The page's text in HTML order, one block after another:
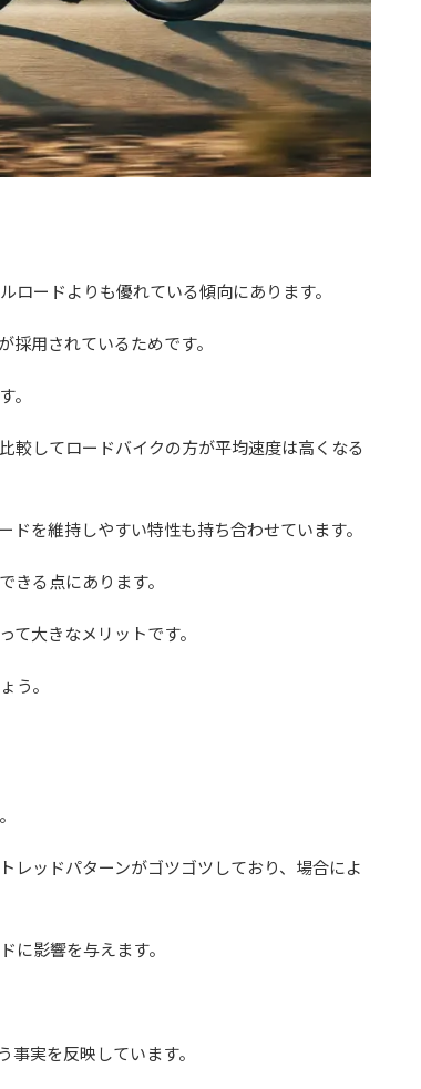
ードよりも優れている傾向にあります。
用されているためです。
。
較してロードバイクの方が平均速度は高くなる
を維持しやすい特性も持ち合わせています。
る点にあります。
大きなメリットです。
う。
レッドパターンがゴツゴツしており、場合によ
に影響を与えます。
実を反映しています。